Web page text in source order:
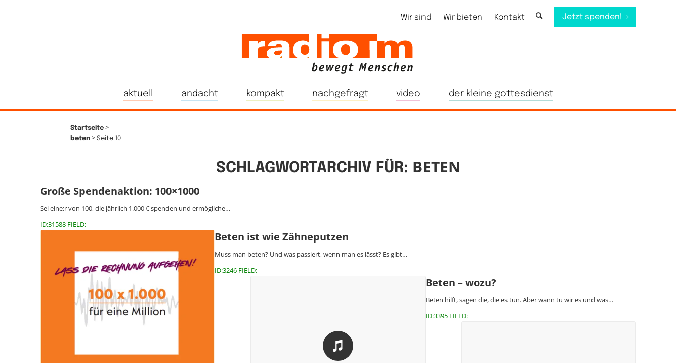
Wir sind Wir bieten Kontakt Jetzt spenden!
aktuell andacht kompakt nachgefragt video der kleine gottesdienst
Startseite >
beten > Seite 10
SCHLAGWORTARCHIV FÜR: BETEN
Große Spendenaktion: 100×1000
Sei eine:r von 100, die jährlich 1.000 € spenden und ermögliche…
ID:31588 FIELD:
Beten ist wie Zähneputzen
Muss man beten? Und was passiert, wenn man es lässt? Es gibt…
ID:3246 FIELD:
Beten – wozu?
Beten hilft, sagen die, die es tun. Aber wann tu wir es und was…
ID:3395 FIELD: